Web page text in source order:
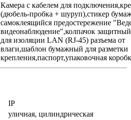
Камера с кабелем для
(дюбель-пробка + шуруп),cтикер
самоклеящийся предостережение
видеонаблюдение",колпачок
для изоляции LAN (RJ-45) разъема от
влаги,шаблон бумажный для разметки
крепления,паспорт,упаковочная
IP
уличная, цилиндрическая